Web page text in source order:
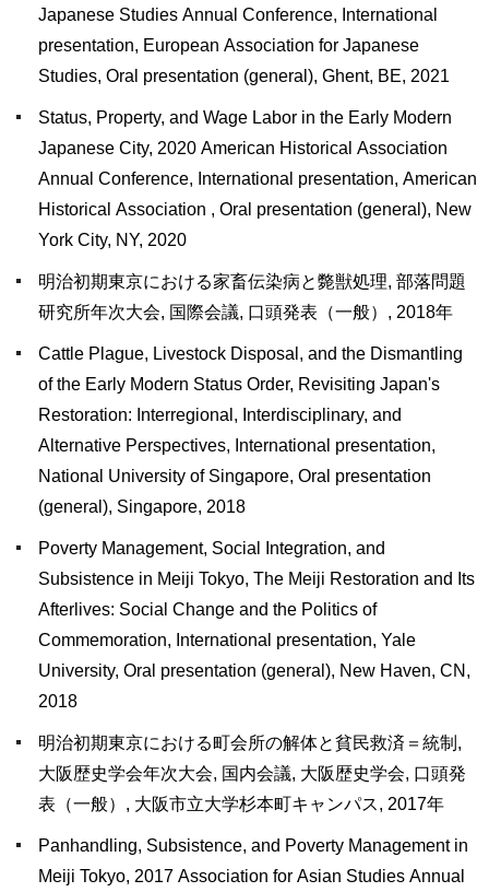
Japanese Studies Annual Conference, International
presentation, European Association for Japanese
Studies, Oral presentation (general), Ghent, BE, 2021
Status, Property, and Wage Labor in the Early Modern
Japanese City, 2020 American Historical Association
Annual Conference, International presentation, American
Historical Association , Oral presentation (general), New
York City, NY, 2020
明治初期東京における家畜伝染病と斃獣処理, 部落問題
研究所年次大会, 国際会議, 口頭発表（一般）, 2018年
Cattle Plague, Livestock Disposal, and the Dismantling
of the Early Modern Status Order, Revisiting Japan's
Restoration: Interregional, Interdisciplinary, and
Alternative Perspectives, International presentation,
National University of Singapore, Oral presentation
(general), Singapore, 2018
Poverty Management, Social Integration, and
Subsistence in Meiji Tokyo, The Meiji Restoration and Its
Afterlives: Social Change and the Politics of
Commemoration, International presentation, Yale
University, Oral presentation (general), New Haven, CN,
2018
明治初期東京における町会所の解体と貧民救済＝統制,
大阪歴史学会年次大会, 国内会議, 大阪歴史学会, 口頭発
表（一般）, 大阪市立大学杉本町キャンパス, 2017年
Panhandling, Subsistence, and Poverty Management in
Meiji Tokyo, 2017 Association for Asian Studies Annual